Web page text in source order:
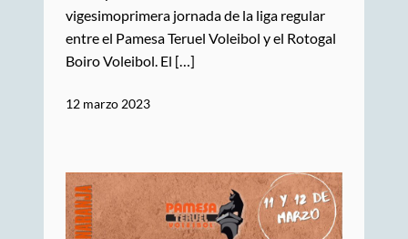
vigesimoprimera jornada de la liga regular
entre el Pamesa Teruel Voleibol y el Rotogal
Boiro Voleibol. El […]
12 marzo 2023